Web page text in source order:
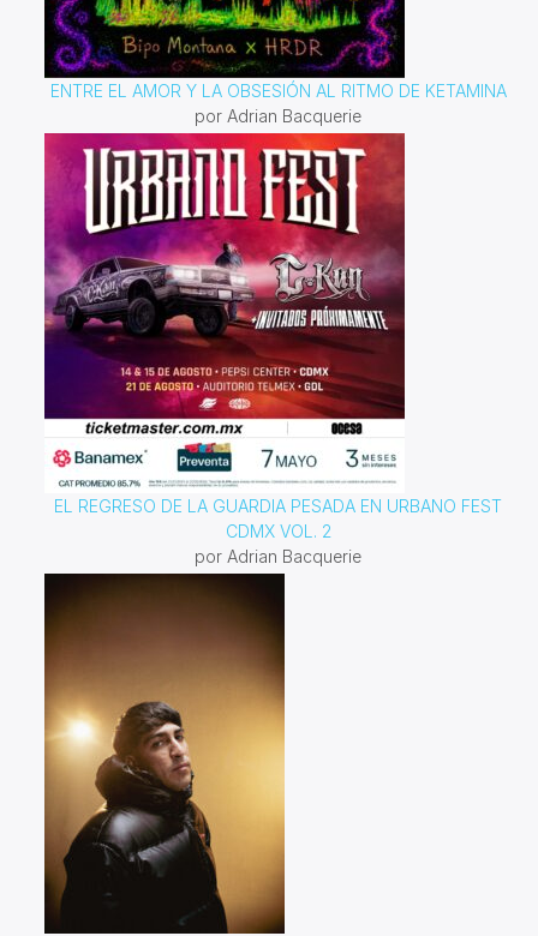
ENTRE EL AMOR Y LA OBSESIÓN AL RITMO DE KETAMINA
por Adrian Bacquerie
EL REGRESO DE LA GUARDIA PESADA EN URBANO FEST
CDMX VOL. 2
por Adrian Bacquerie